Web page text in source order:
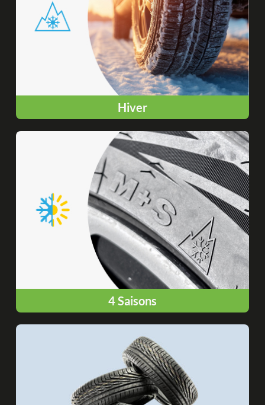
Hiver
4 Saisons